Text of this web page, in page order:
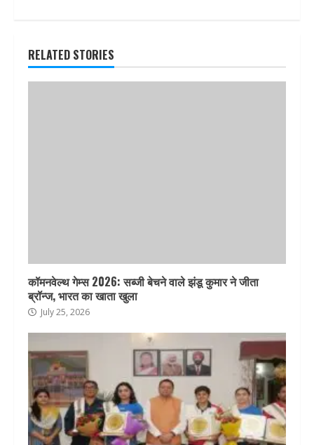
RELATED STORIES
कॉमनवेल्थ गेम्स 2026: सब्जी बेचने वाले झंडू कुमार ने जीता
ब्रॉन्ज, भारत का खाता खुला
July 25, 2026